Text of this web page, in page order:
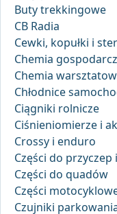
Buty trekkingowe
CB Radia
Cewki, kopułki i
Chemia
Chemia
Chłodnice
Ciągniki rolnicze
Ciśnieniomierze i
Crossy i enduro
Części do przyczep
Części do quadów
Części
Czujniki